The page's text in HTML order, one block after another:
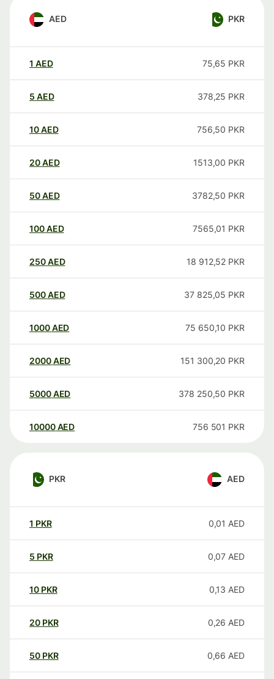
AED PKR
1 AED 75,65 PKR
5 AED 378,25 PKR
10AED 756,50 PKR
20AED 1513,00 PKR
50AED 3782,50 PKR
100AED 7565,01 PKR
250AED 18 912,52 PKR
500AED 37 825,05 PKR
1000AED 75 650,10 PKR
2000AED 151 300,20 PKR
5000AED 378 250,50 PKR
10000 AED 756 501 PKR
PKR AED
1 PKR 0,01 AED
5 PKR 0,07 AED
10 PKR 0,13 AED
20 PKR 0,26 AED
50 PKR 0,66 AED